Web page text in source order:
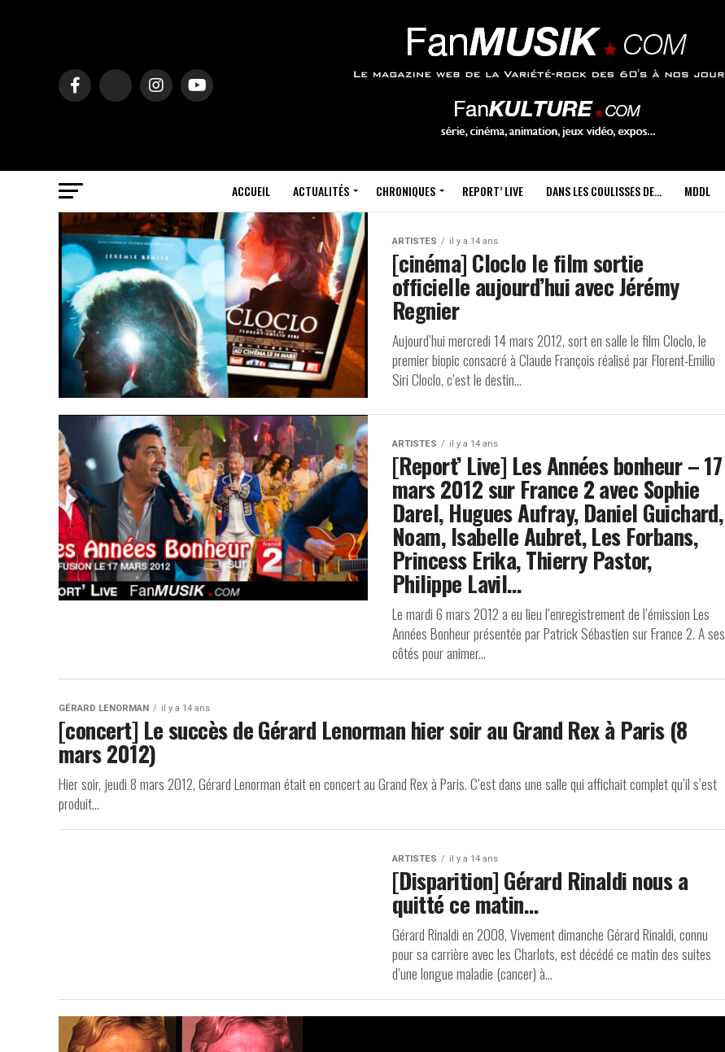
ACCUEIL ACTUALITÉS CHRONIQUES REPORT’ LIVE DANS LES COULISSES DE… MDDL
ARTISTES il y a 14 ans
[cinéma] Cloclo le film sortie
officielle aujourd’hui avec Jérémy
Regnier
Aujourd’hui mercredi 14 mars 2012, sort en salle le film Cloclo, le
premier biopic consacré à Claude François réalisé par Florent-Emilio
Siri Cloclo, c’est le destin...
ARTISTES il y a 14 ans
[Report’ Live] Les Années bonheur – 17
mars 2012 sur France 2 avec Sophie
Darel, Hugues Aufray, Daniel Guichard,
Noam, Isabelle Aubret, Les Forbans,
Princess Erika, Thierry Pastor,
Philippe Lavil…
Le mardi 6 mars 2012 a eu lieu l’enregistrement de l’émission Les
Années Bonheur présentée par Patrick Sébastien sur France 2. A ses
côtés pour animer...
GÉRARD LENORMAN il y a 14 ans
[concert] Le succès de Gérard Lenorman hier soir au Grand Rex à Paris (8
mars 2012)
Hier soir, jeudi 8 mars 2012, Gérard Lenorman était en concert au Grand Rex à Paris. C’est dans une salle qui affichait complet qu’il s’est
produit...
ARTISTES il y a 14 ans
[Disparition] Gérard Rinaldi nous a
quitté ce matin…
Gérard Rinaldi en 2008, Vivement dimanche Gérard Rinaldi, connu
pour sa carrière avec les Charlots, est décédé ce matin des suites
d’une longue maladie (cancer) à...